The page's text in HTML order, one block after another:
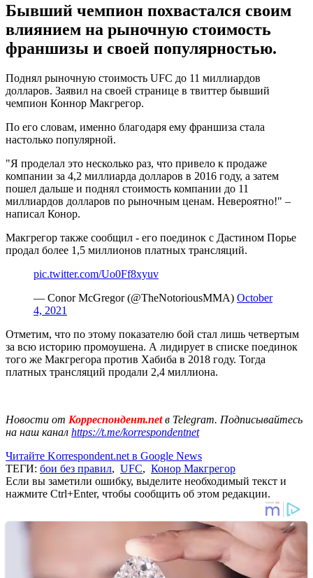
Бывший чемпион похвастался своим
влиянием на рыночную стоимость
франшизы и своей популярностью.
Поднял рыночную стоимость UFC до 11 миллиардов
долларов. Заявил на своей странице в твиттер бывший
чемпион Коннор Макгрегор.
По его словам, именно благодаря ему франшиза стала
настолько популярной.
"Я проделал это несколько раз, что привело к продаже
компании за 4,2 миллиарда долларов в 2016 году, а затем
пошел дальше и поднял стоимость компании до 11
миллиардов долларов по рыночным ценам. Невероятно!" –
написал Конор.
Макгрегор также сообщил - его поединок с Дастином Порье
продал более 1,5 миллионов платных трансляций.
pic.twitter.com/Uo0Ff8xyuv
— Conor McGregor (@TheNotoriousMMA) October
4, 2021
Отметим, что по этому показателю бой стал лишь четвертым
за всю историю промоушена. А лидирует в списке поединок
того же Макгрегора против Хабиба в 2018 году. Тогда
платных трансляций продали 2,4 миллиона.
Новости от Корреспондент.netв Telegram. Подписывайтесь
на наш канал https://t.me/korrespondentnet
Читайте Korrespondent.net в Google News
ТЕГИ: бои без правил, UFC, Конор Макгрегор
Если вы заметили ошибку, выделите необходимый текст и
нажмите Ctrl+Enter, чтобы сообщить об этом редакции.